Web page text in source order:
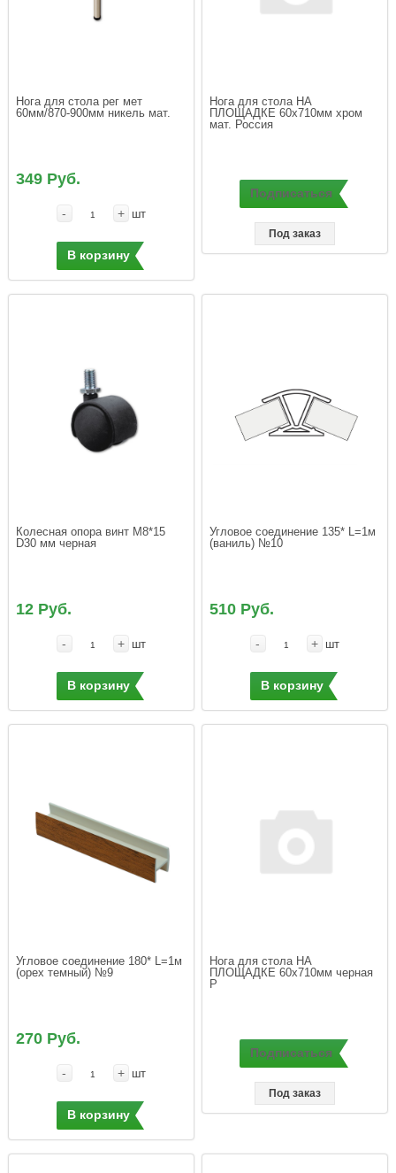
Нога для стола рег мет
349 Руб.
- + шт
В корзину
Нога для стола НА
ПЛОЩАДКЕ 60x710мм хром
Подписаться
Под заказ
Колесная опора винт М8*15
12 Руб.
- + шт
В корзину
Угловое соединение 135* L=1м
(ваниль) №10
510 Руб.
- + шт
В корзину
Угловое соединение 180* L=1м
(орех темный) №9
270 Руб.
- + шт
В корзину
Нога для стола НА
ПЛОЩАДКЕ 60x710мм черная
Подписаться
Под заказ